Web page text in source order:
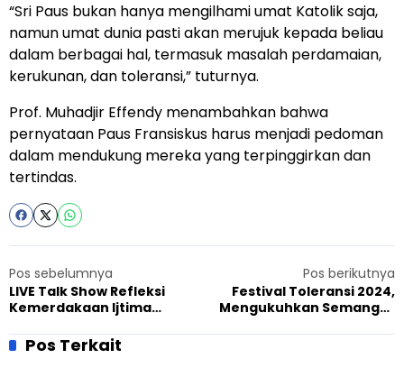
“Sri Paus bukan hanya mengilhami umat Katolik saja,
namun umat dunia pasti akan merujuk kepada beliau
dalam berbagai hal, termasuk masalah perdamaian,
kerukunan, dan toleransi,” tuturnya.
Prof. Muhadjir Effendy menambahkan bahwa
pernyataan Paus Fransiskus harus menjadi pedoman
dalam mendukung mereka yang terpinggirkan dan
tertindas.
Pos sebelumnya
LIVE Talk Show Refleksi
Kemerdakaan Ijtima
Indonesia 2024
Pos berikutnya
Festival Toleransi 2024,
Mengukuhkan Semangat
Kunjungan Paus Fransiskus
Pos Terkait